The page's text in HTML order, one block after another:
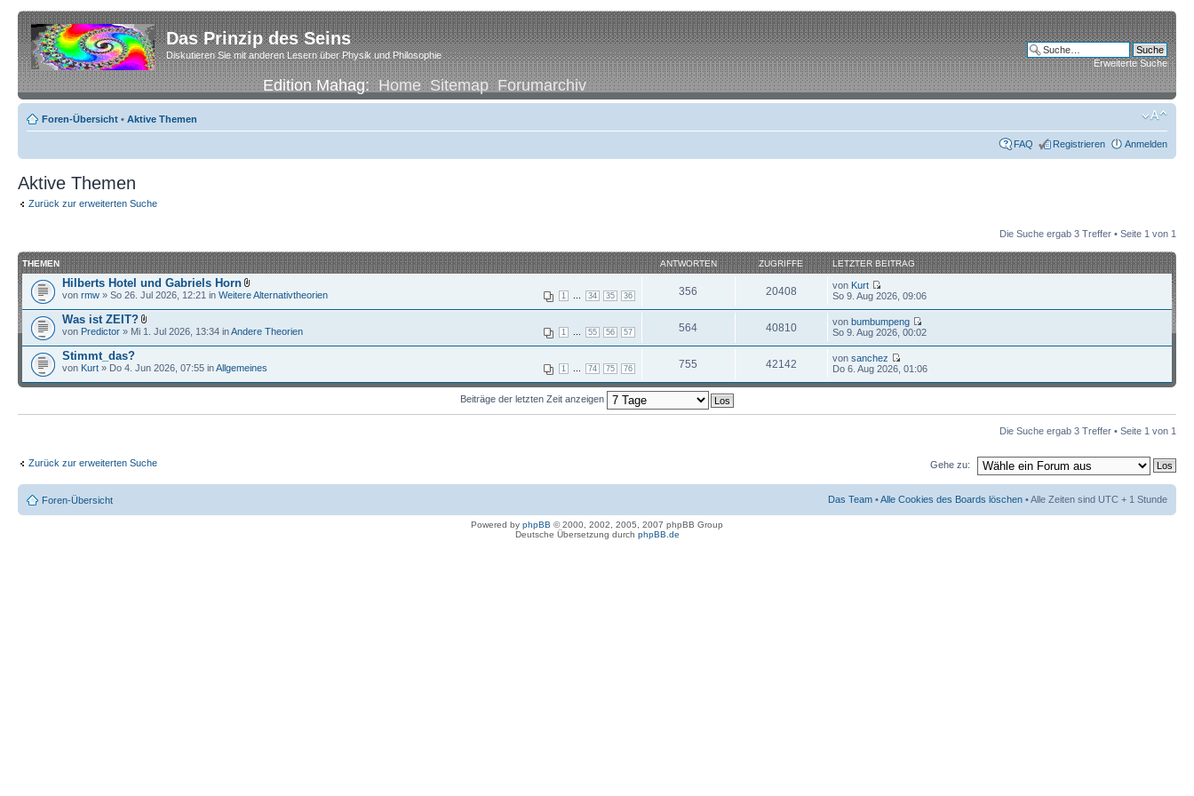
Das Prinzip des Seins
Diskutieren Sie mit anderen Lesern über Physik und Philosophie
Edition Mahag:Home Sitemap Forumarchiv
Erweiterte Suche
Foren-Übersicht • Aktive Themen
FAQ Registrieren Anmelden
Aktive Themen
Zurück zur erweiterten Suche
Die Suche ergab 3 Treffer • Seite 1 von 1
THEMEN ANTWORTEN ZUGRIFFE LETZTER BEITRAG
Hilberts Hotel und Gabriels Horn
1 34 35 36
von rmw » So 26. Jul 2026, 12:21 in Weitere Alternativtheorien 356 20408 von Kurt
So 9. Aug 2026, 09:06
Was ist ZEIT?
1 55 56 57
von Predictor » Mi 1. Jul 2026, 13:34 inAndere Theorien 564 40810 vonbumbumpeng
So 9. Aug 2026, 00:02
Stimmt_das?
1 74 75 76
von Kurt » Do 4. Jun 2026, 07:55 inAllgemeines 755 42142 vonsanchez
Do 6. Aug 2026, 01:06
Beiträge der letzten Zeit anzeigen
Die Suche ergab 3 Treffer • Seite 1 von 1
Zurück zur erweiterten Suche Gehe zu:
Foren-Übersicht Das Team •Alle Cookies des Boards löschen • Alle Zeiten sind UTC + 1 Stunde
Powered by phpBB © 2000, 2002, 2005, 2007 phpBB Group
Deutsche Übersetzung durch phpBB.de